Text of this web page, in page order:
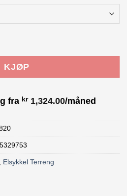
antall
KJØP
fra kr1,324.00/måned
Elsykkel Terreng